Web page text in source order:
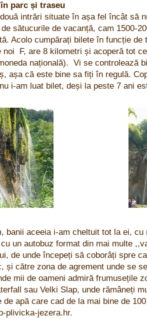
parc și traseu
intrări situate în așa fel încât să
sătucurile de vacanță, cam 1500-
Acolo cumpărați bilete în funcție de
noi
F, are 8 kilometri și acoperă tot
națională). Vi se controlează
așa că este bine sa fiți în regulă.
i-am luat bilet, deși la peste 7 ani
banii aceeia i-am cheltuit tot la ei,
un autobuz format din mai multe
de unde începeți să coborâți spre
și către zona de agrement unde se
mii de oameni admiră frumusețile
sau Velki Slap, unde rămâneți
de apă care cad de la mai bine de
plivicka-jezera.hr.